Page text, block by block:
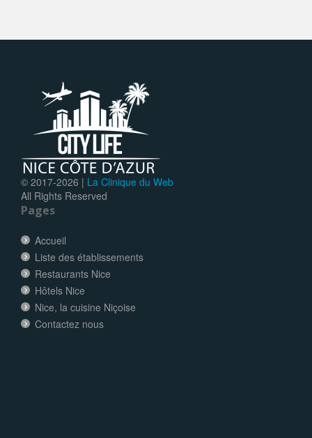
© 2017-2026 | La Clinique du Web
All Rights Reserved
Pages
Accueil
Liste des établissements
Restaurants Nice
Hôtels Nice
Nice, la cuisine Niçoise
Contactez nous